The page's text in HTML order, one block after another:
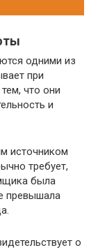
одними из
при
что они
и
источником
требует,
была
превышала
о